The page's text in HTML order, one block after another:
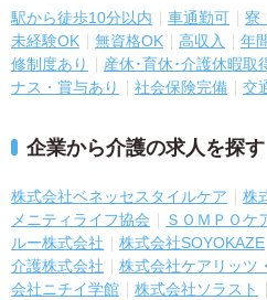
駅から徒歩10分以内 車通勤可 寮
未経験OK
無資格OK 高収入 年
修制度あり
産休･育休･介護休暇取
ナス・賞与あり
社会保険完備 交
企業から介護の求人を探す
株式会社ベネッセスタイルケア 株
メニティライフ協会
ＳＯＭＰＯケ
ルー株式会社
株式会社SOYOKAZE
介護株式会社
株式会社ケアリッツ
会社ニチイ学館
株式会社ソラスト